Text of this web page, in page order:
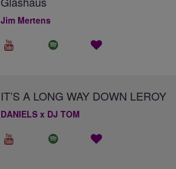
Jim Mertens
IT’S A LONG WAY DOWN LEROY
DANIELS x DJ TOM